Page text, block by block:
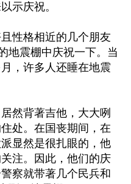
示庆祝。
性格相近的几个朋友
地震棚中庆祝一下。当
，许多人还睡在地震
然背著吉他，大大咧
处。在国丧期间，在
显然是很扎眼的，他
注。因此，他们的庆
察就带著几个民兵和